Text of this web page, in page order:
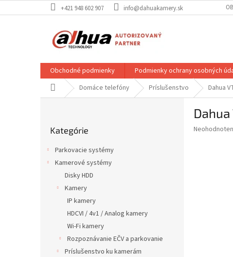
na
+421 948 602 907 info@dahuakamery.sk
Obchodné podmienky Podmienky ochrany osobných
DomovDomáce telefóny Príslušenstvo Dahua
kategórie
Kategórie
Parkovacie systémy
Kamerové systémy
Disky HDD
Kamery
IP kamery
HDCVI / 4v1 / Analog kamery
Wi-Fi kamery
Rozpoznávanie EČV a parkovanie
Príslušenstvo ku kamerám
Priemerné